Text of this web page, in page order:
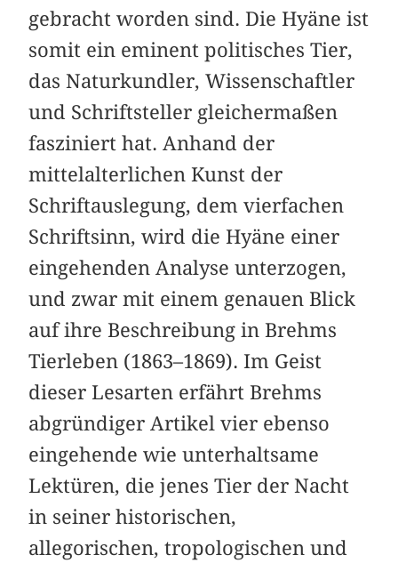
gebracht worden sind. Die Hyäne ist
somit ein eminent politisches Tier,
das Naturkundler, Wissenschaftler
und Schriftsteller gleichermaßen
fasziniert hat. Anhand der
mittelalterlichen Kunst der
Schriftauslegung, dem vierfachen
Schriftsinn, wird die Hyäne einer
eingehenden Analyse unterzogen,
und zwar mit einem genauen Blick
auf ihre Beschreibung in Brehms
Tierleben (1863–1869). Im Geist
dieser Lesarten erfährt Brehms
abgründiger Artikel vier ebenso
eingehende wie unterhaltsame
Lektüren, die jenes Tier der Nacht
in seiner historischen,
allegorischen, tropologischen und